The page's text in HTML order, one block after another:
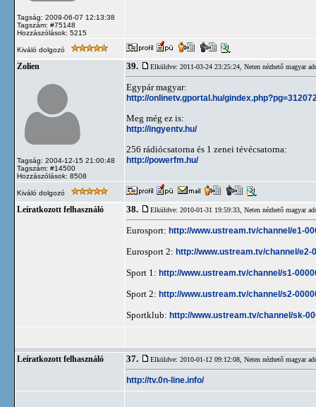
Tagság: 2009-06-07 12:13:38
Tagszám: #75148
Hozzászólások: 5215
Kiváló dolgozó
Zolien
Tagság: 2004-12-15 21:00:48
Tagszám: #14500
Hozzászólások: 8508
39. Elküldve: 2011-03-24 23:25:24, Neten nézhető magyar
Egypár magyar:
http://onlinetv.gportal.hu/
Meg még ez is:
http://ingyentv.hu/
256 rádiócsatorna és 1 zenei tévécsatorna:
http://powerfm.hu/
Kiváló dolgozó
Leíratkozott felhasználó 38. Elküldve: 2010-01-31 19:59:33, Neten nézhető magyar
Eurosport: http://www.ustream.tv/channel/e1-
Eurosport 2: http://www.ustream.tv/channel/e2-
Sport 1: http://www.ustream.tv/channel/s1-
Sport 2: http://www.ustream.tv/channel/s2-
Sportklub: http://www.ustream.tv/channel/sk-
Leíratkozott felhasználó 37. Elküldve: 2010-01-12 09:12:08, Neten nézhető magyar
http://tv.0n-line.info/